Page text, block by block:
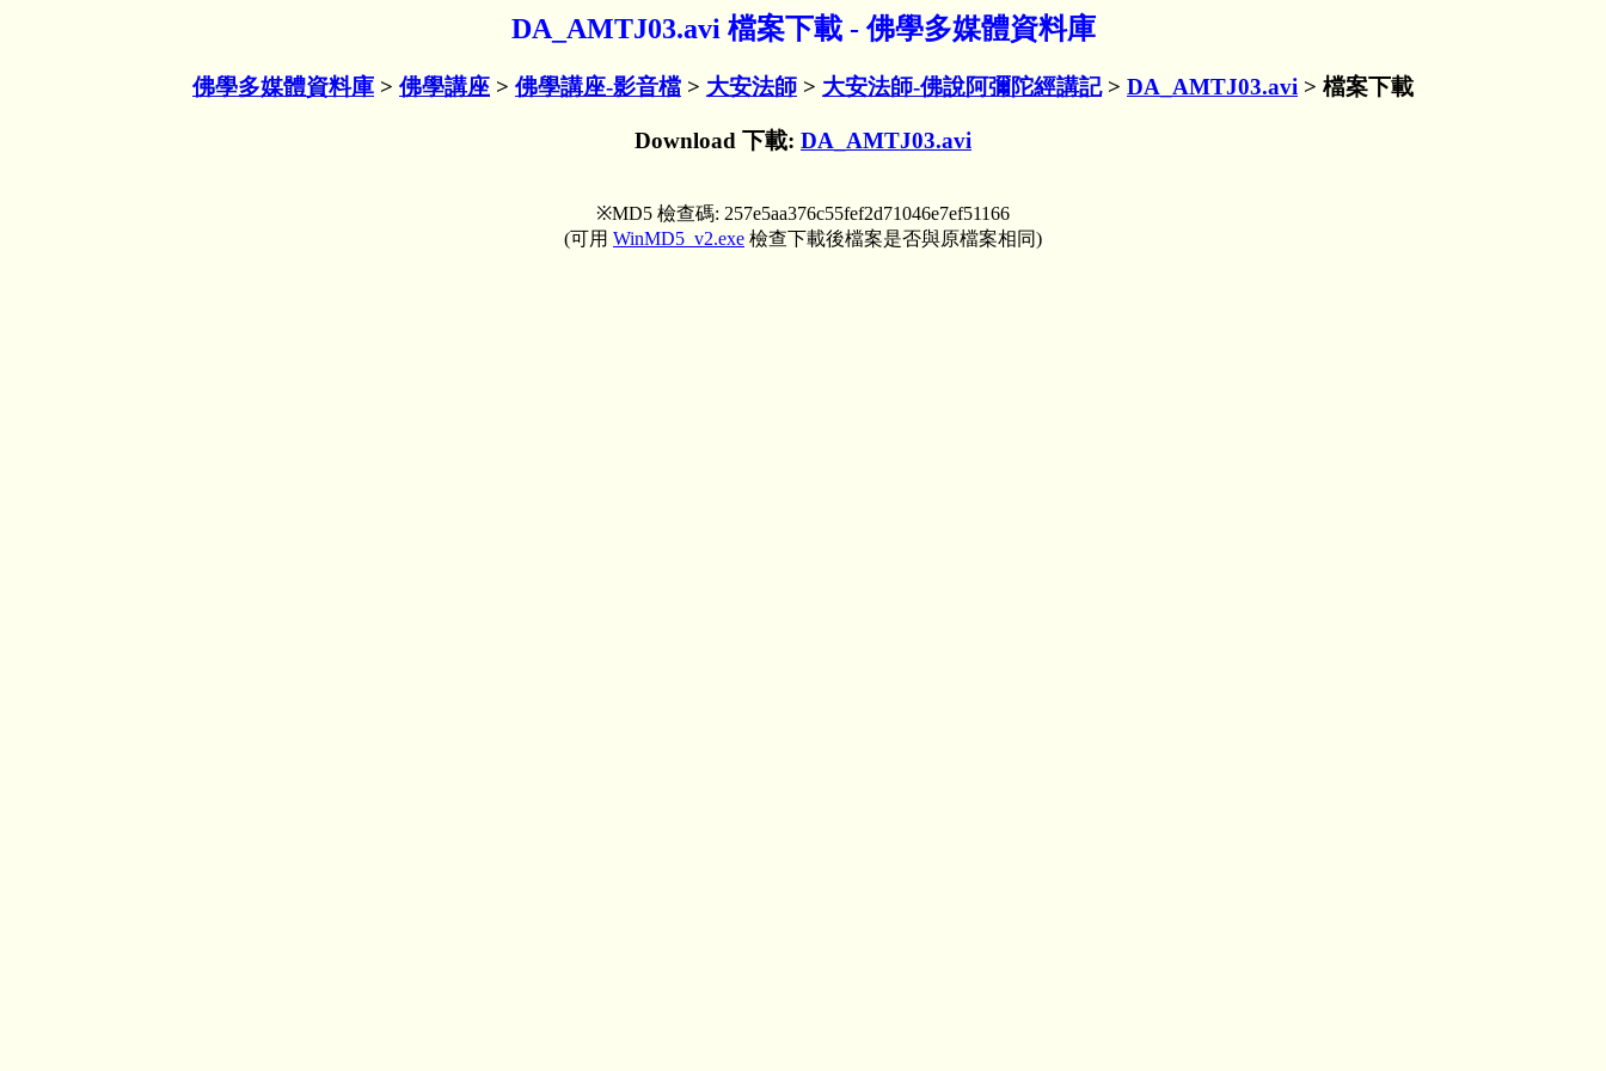
DA_AMTJ03.avi 檔案下載 - 佛學多媒體資料庫
佛學多媒體資料庫 > 佛學講座 > 佛學講座-影音檔 > 大安法師 > 大安法師-佛說阿彌陀經講記> DA_AMTJ03.avi > 檔案下載
Download 下載: DA_AMTJ03.avi
※MD5 檢查碼: 257e5aa376c55fef2d71046e7ef51166
(可用 WinMD5_v2.exe 檢查下載後檔案是否與原檔案相同)